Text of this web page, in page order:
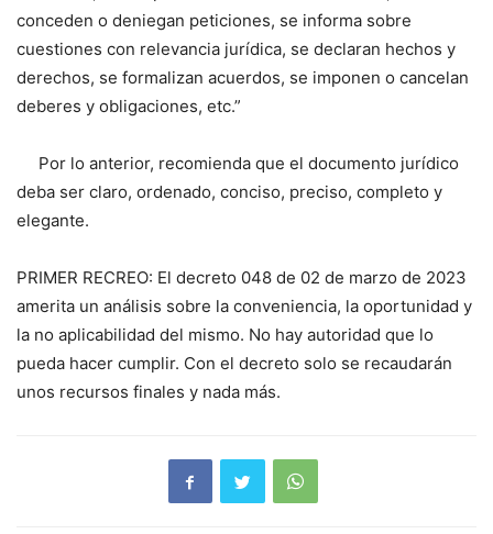
conceden o deniegan peticiones, se informa sobre
cuestiones con relevancia jurídica, se declaran hechos y
derechos, se formalizan acuerdos, se imponen o cancelan
deberes y obligaciones, etc.”
Por lo anterior, recomienda que el documento jurídico
deba ser claro, ordenado, conciso, preciso, completo y
elegante.
PRIMER RECREO: El decreto 048 de 02 de marzo de 2023
amerita un análisis sobre la conveniencia, la oportunidad y
la no aplicabilidad del mismo. No hay autoridad que lo
pueda hacer cumplir. Con el decreto solo se recaudarán
unos recursos finales y nada más.